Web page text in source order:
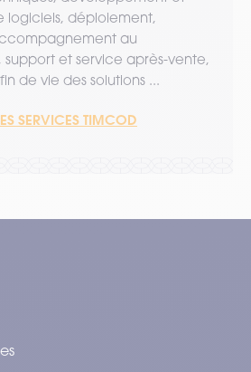
logiciels, déploiement,
au
et service après-vente,
de vie des solutions ...
SERVICES TIMCOD